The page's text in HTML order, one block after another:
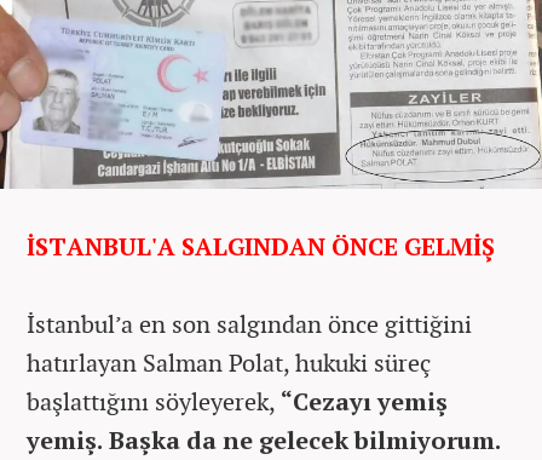
İSTANBUL'A SALGINDAN ÖNCE GELMİŞ
İstanbul’a en son salgından önce gittiğini
hatırlayan Salman Polat, hukuki süreç
başlattığını söyleyerek, “Cezayı yemiş
yemiş. Başka da ne gelecek bilmiyorum.